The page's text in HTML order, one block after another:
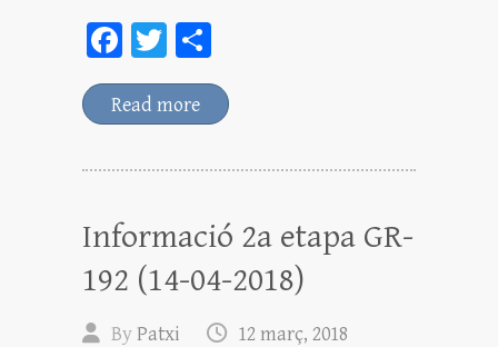
Fa
ce
bo
T
wi
tt
o
m
rt
ei
x
Read more
Informació 2a etapa GR-
192 (14-04-2018)
ByPatxi
12 març, 2018